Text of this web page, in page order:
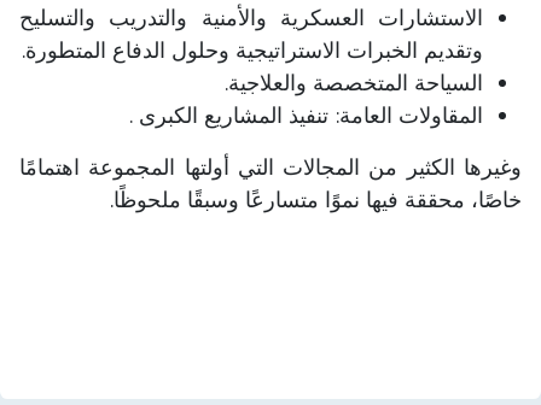
الاستشارات العسكرية والأمنية والتدريب والتسليح
وتقديم الخبرات الاستراتيجية وحلول الدفاع المتطورة.
السياحة المتخصصة والعلاجية.
المقاولات العامة: تنفيذ المشاريع الكبرى . ​
وغيرها الكثير من المجالات التي أولتها المجموعة اهتمامًا
خاصًا، محققة فيها نموًا متسارعًا وسبقًا ملحوظًا.